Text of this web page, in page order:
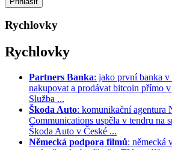
Rychlovky
Rychlovky
Partners Banka: jako první banka
nakupovat a prodávat bitcoin přímo
Služba ...
Škoda Auto: komunikační agentura
Communications uspěla v tendru na
Škoda Auto v České ...
Německá podpora filmů: německá